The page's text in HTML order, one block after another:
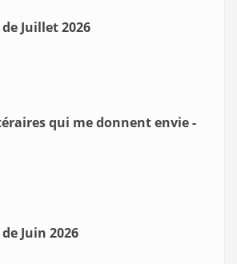
Juillet 2026
qui me donnent envie -
Juin 2026